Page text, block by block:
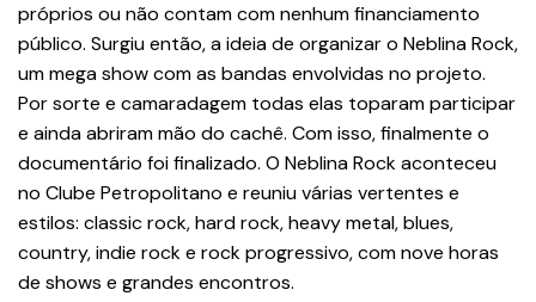
próprios ou não contam com nenhum financiamento
público. Surgiu então, a ideia de organizar o Neblina Rock,
um mega show com as bandas envolvidas no projeto.
Por sorte e camaradagem todas elas toparam participar
e ainda abriram mão do cachê. Com isso, finalmente o
documentário foi finalizado. O Neblina Rock aconteceu
no Clube Petropolitano e reuniu várias vertentes e
estilos: classic rock, hard rock, heavy metal, blues,
country, indie rock e rock progressivo, com nove horas
de shows e grandes encontros.